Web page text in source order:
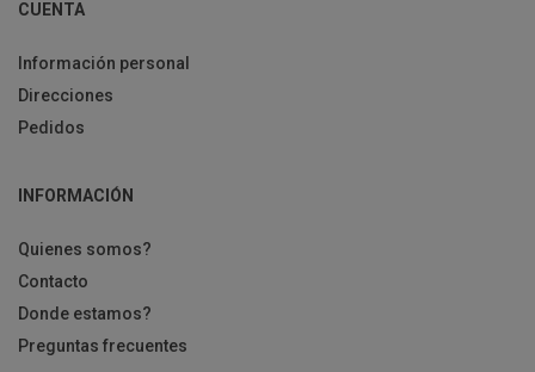
CUENTA
Información personal
Direcciones
Pedidos
INFORMACIÓN
Quienes somos?
Contacto
Donde estamos?
Preguntas frecuentes